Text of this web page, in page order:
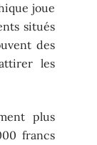
joue
situés
des
les
plus
francs